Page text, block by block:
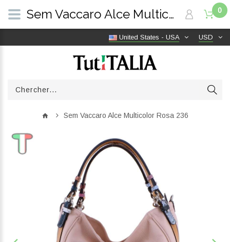
USD
United States - USA
0
Sem Vaccaro Alce Multicolor Rosa 236
Sem Vaccaro Alce Multicolor Rosa 236 | TutITALIA